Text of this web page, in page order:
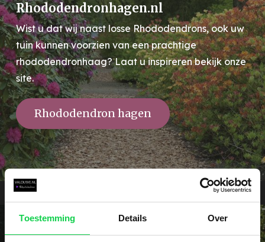
Toestemming Details Over
Rhododendronhagen.nl
Wist u dat wij naast losse Rhododendrons, ook uw
tuin kunnen voorzien van een prachtige
rhododendronhaag? Laat u inspireren bekijk onze
site.
Rhododendron hagen